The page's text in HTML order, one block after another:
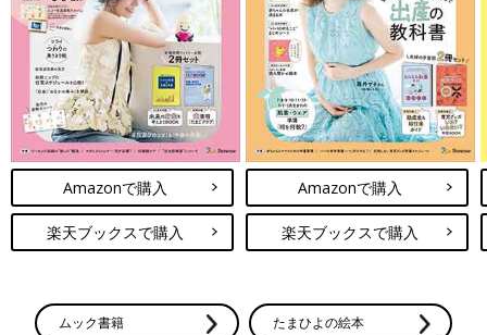
Amazonで購入
楽天ブックスで購入
Amazonで購入
楽天ブックスで購入
ムック書籍 たまひよの絵本